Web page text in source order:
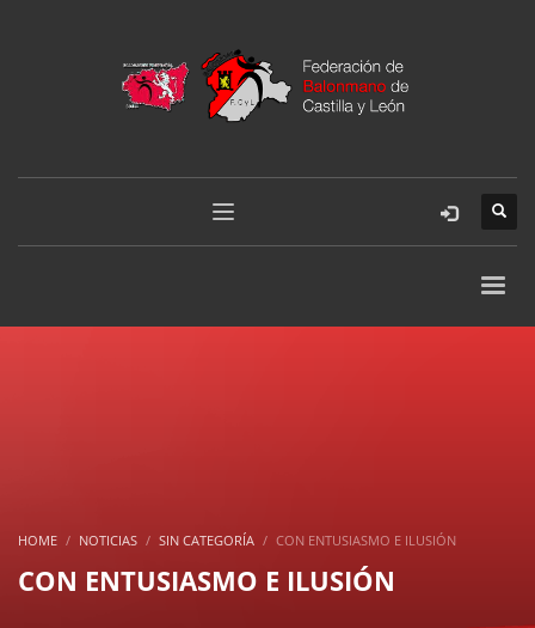
HOME NOTICIAS SIN CATEGORÍA CON ENTUSIASMO E ILUSIÓN
CON ENTUSIASMO E ILUSIÓN